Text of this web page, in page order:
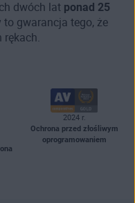
dwóch lat ponad 25
to gwarancja tego, że
rękach.
2024 r.
Ochrona przed złośliwym
oprogramowaniem